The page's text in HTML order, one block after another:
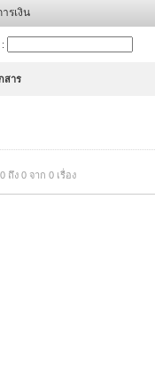
รเงิน
สาร
ถึง 0 จาก 0 เรื่อง